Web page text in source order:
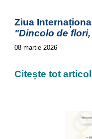
Ziua
"Dincolo de
08 martie 2026
Citește tot